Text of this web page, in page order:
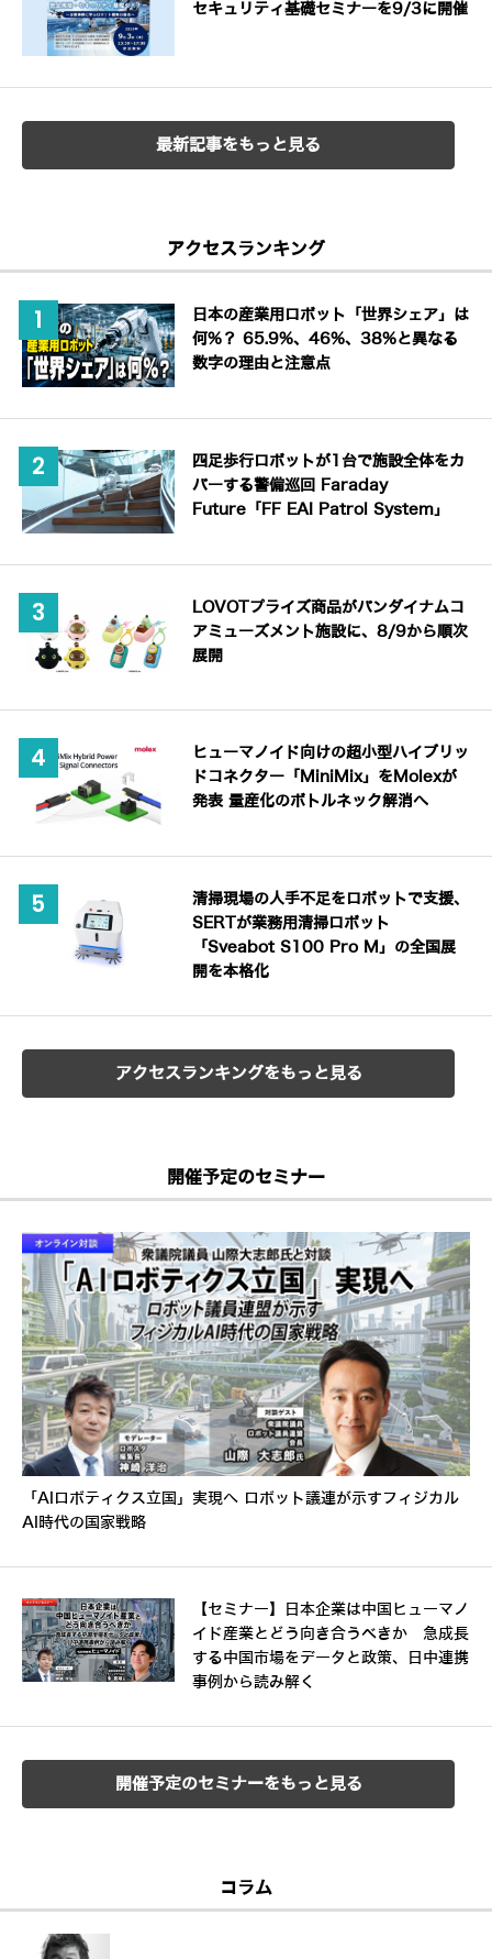
セキュリティ基礎セミナーを9/3に開催
最新記事をもっと見る
アクセスランキング
日本の産業用ロボット「世界シェア」は
何%？ 65.9%、46%、38%と異なる
数字の理由と注意点
四足歩行ロボットが1台で施設全体をカ
バーする警備巡回 Faraday
Future「FF EAI Patrol System」
LOVOTプライズ商品がバンダイナムコ
アミューズメント施設に、8/9から順次
展開
ヒューマノイド向けの超小型ハイブリッ
ドコネクター「MiniMix」をMolexが
発表 量産化のボトルネック解消へ
清掃現場の人手不足をロボットで支援、
SERTが業務用清掃ロボット
「Sveabot S100 Pro M」の全国展
開を本格化
アクセスランキングをもっと見る
開催予定のセミナー
「AIロボティクス立国」実現へ ロボット議連が示すフィジカル
AI時代の国家戦略
【セミナー】日本企業は中国ヒューマノ
イド産業とどう向き合うべきか 急成長
する中国市場をデータと政策、日中連携
事例から読み解く
開催予定のセミナーをもっと見る
コラム